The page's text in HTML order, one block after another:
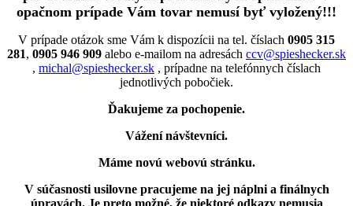
opačnom prípade Vám tovar nemusí byť vyložený!!!
V prípade otázok sme Vám k dispozícii na tel. číslach 0905 315
281, 0905 946 909 alebo e-mailom na adresách ccv@spieshecker.sk
, michal@spieshecker.sk , prípadne na telefónnych číslach
jednotlivých pobočiek.
Ďakujeme za pochopenie.
Vážení návštevníci.
Máme novú webovú stránku.
V súčasnosti usilovne pracujeme na jej náplni a finálnych